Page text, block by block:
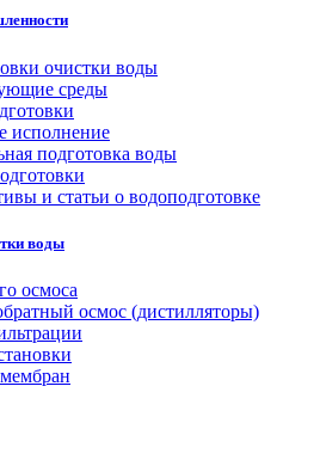
очистки воды
среды
исполнение
подготовка воды
и статьи о водоподготовке
воды
осмоса
осмос (дистилляторы)